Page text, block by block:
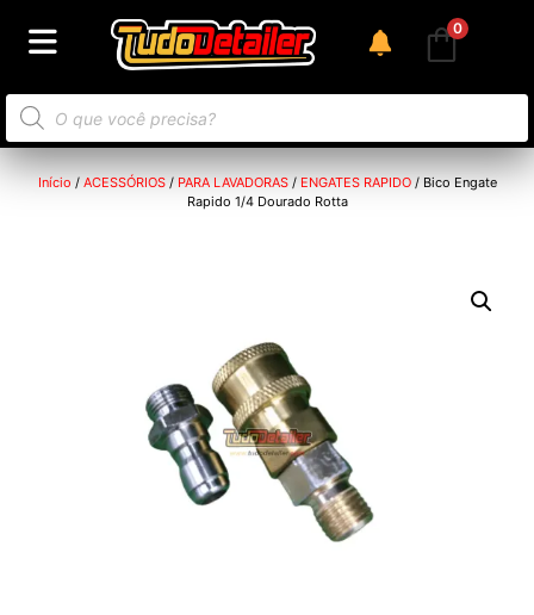
0
Início / ACESSÓRIOS/ PARA LAVADORAS/ ENGATES RAPIDO/ Bico Engate
Rapido 1/4 Dourado Rotta